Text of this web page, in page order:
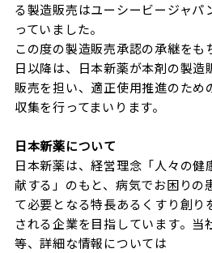
る製造販売はユーシービージャパ
っていました。
この度の製造販売承認の承継をも
日以降は、日本新薬が本剤の製造
販売を担い、適正使用推進のため
収集を行ってまいります。
日本新薬について
日本新薬は、経営理念「人々の
献する」のもと、病気でお困りの
て必要となる特長あるくすり創り
される企業を目指しています。当
等、詳細な情報については